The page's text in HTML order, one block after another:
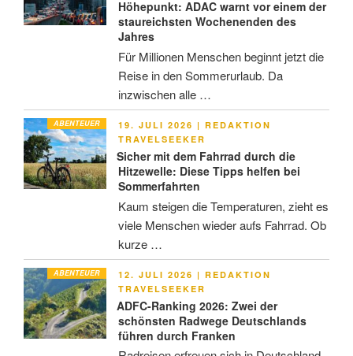
Höhepunkt: ADAC warnt vor einem der
staureichsten Wochenenden des
Jahres
Für Millionen Menschen beginnt jetzt die
Reise in den Sommerurlaub. Da
inzwischen alle …
ABENTEUER
VERÖFFENTLICHT
AM
19. JULI 2026 | REDAKTION
TRAVELSEEKER
Sicher mit dem Fahrrad durch die
Hitzewelle: Diese Tipps helfen bei
Sommerfahrten
Kaum steigen die Temperaturen, zieht es
viele Menschen wieder aufs Fahrrad. Ob
kurze …
ABENTEUER
VERÖFFENTLICHT
AM
12. JULI 2026 | REDAKTION
TRAVELSEEKER
ADFC-Ranking 2026: Zwei der
schönsten Radwege Deutschlands
führen durch Franken